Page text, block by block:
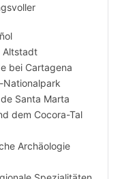
Altstadt
bei Cartagena
Nationalpark
Santa Marta
dem Cocora-Tal
Archäologie